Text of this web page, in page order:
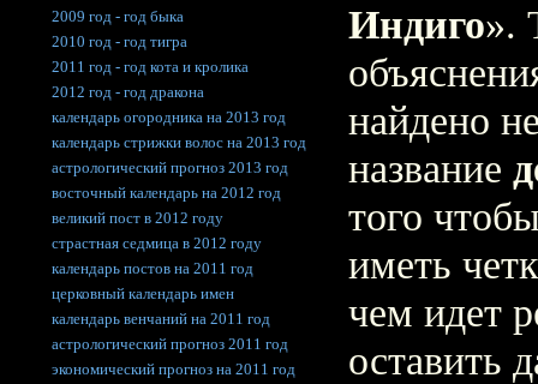
Индиго».
найдено
название
того
иметь
чем идет
оставить
2009 год - год быка
2010 год - год тигра
2011 год - год кота и кролика
2012 год - год дракона
календарь огородника на 2013 год
календарь стрижки волос на 2013 год
астрологический прогноз 2013 год
восточный календарь на 2012 год
великий пост в 2012 году
страстная седмица в 2012 году
календарь постов на 2011 год
церковный календарь имен
календарь венчаний на 2011 год
астрологический прогноз 2011 год
экономический прогноз на 2011 год